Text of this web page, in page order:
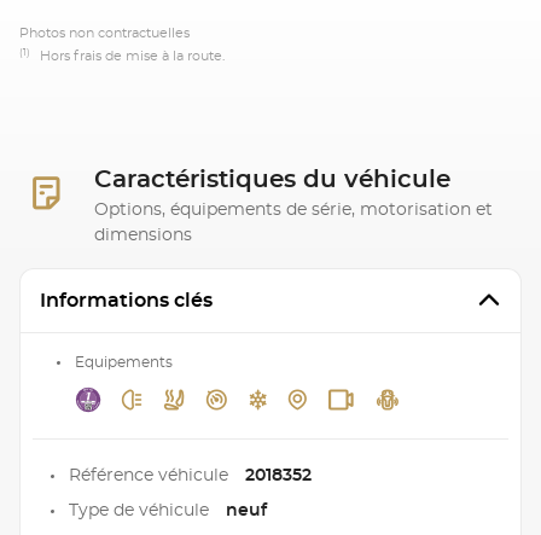
Photos non contractuelles
(1) Hors frais de mise à la route.
Caractéristiques du véhicule
Options, équipements de série, motorisation et
dimensions
Informations clés
Equipements
Référence véhicule 2018352
Type de véhicule neuf